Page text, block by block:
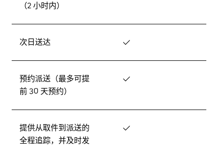
（2 小时内）
次日送达 ✓
预约派送（最多可提
前 30 天预约）
✓
提供从取件到派送的
全程追踪，并及时发
✓